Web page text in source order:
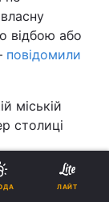
відбою або
повідомили
міській
столиці
в
ЛАЙТ